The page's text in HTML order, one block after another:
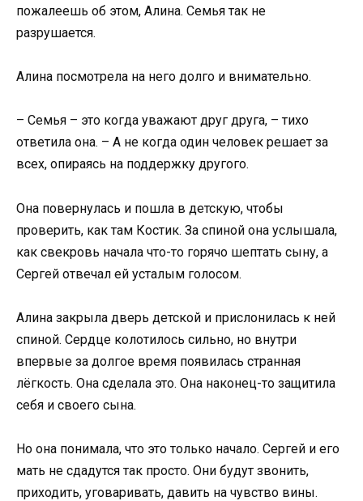
пожалеешь об этом, Алина. Семья так не
разрушается.
Алина посмотрела на него долго и внимательно.
– Семья – это когда уважают друг друга, – тихо
ответила она. – А не когда один человек решает за
всех, опираясь на поддержку другого.
Она повернулась и пошла в детскую, чтобы
проверить, как там Костик. За спиной она услышала,
как свекровь начала что-то горячо шептать сыну, а
Сергей отвечал ей усталым голосом.
Алина закрыла дверь детской и прислонилась к ней
спиной. Сердце колотилось сильно, но внутри
впервые за долгое время появилась странная
лёгкость. Она сделала это. Она наконец-то защитила
себя и своего сына.
Но она понимала, что это только начало. Сергей и его
мать не сдадутся так просто. Они будут звонить,
приходить, уговаривать, давить на чувство вины.